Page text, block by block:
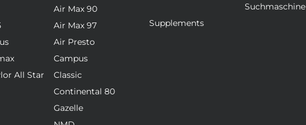
Air Max 90
Air Max 97
Air Presto
Campus
All Star
Classic
Continental 80
Gazelle
Suchmaschine
Supplements